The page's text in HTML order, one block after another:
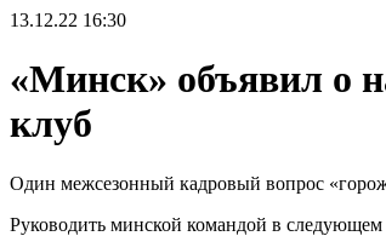
13.12.22 16:30
«Минск» объявил о
клуб
Один межсезонный кадровый вопрос
Руководить минской командой в следующем